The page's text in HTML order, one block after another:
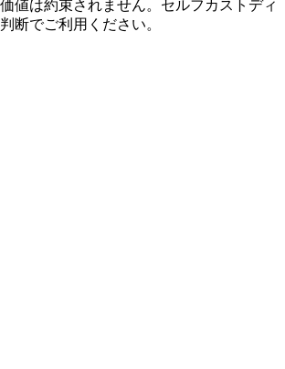
値は約束されません。セルフカストディ
断でご利用ください。